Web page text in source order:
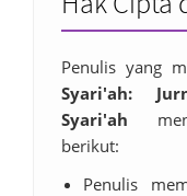
Penulis yang
Syari'ah:
Syari'ah
berikut:
Penulis